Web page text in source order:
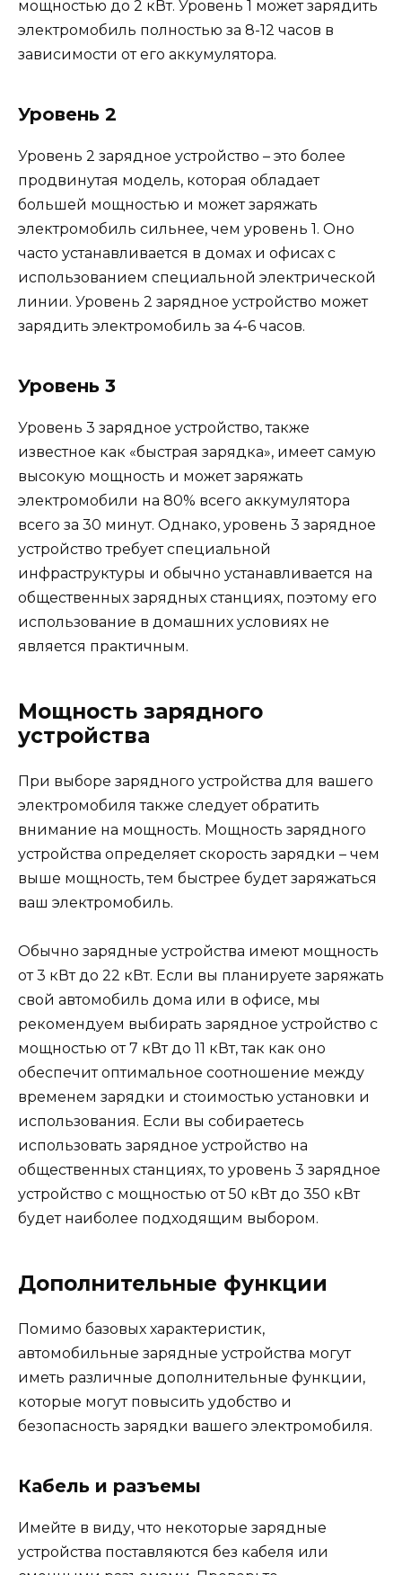
мощностью до 2 кВт. Уровень 1 может зарядить
электромобиль полностью за 8-12 часов в
зависимости от его аккумулятора.
Уровень 2
Уровень 2 зарядное устройство – это более
продвинутая модель, которая обладает
большей мощностью и может заряжать
электромобиль сильнее, чем уровень 1. Оно
часто устанавливается в домах и офисах с
использованием специальной электрической
линии. Уровень 2 зарядное устройство может
зарядить электромобиль за 4-6 часов.
Уровень 3
Уровень 3 зарядное устройство, также
известное как «быстрая зарядка», имеет самую
высокую мощность и может заряжать
электромобили на 80% всего аккумулятора
всего за 30 минут. Однако, уровень 3 зарядное
устройство требует специальной
инфраструктуры и обычно устанавливается на
общественных зарядных станциях, поэтому его
использование в домашних условиях не
является практичным.
Мощность зарядного
устройства
При выборе зарядного устройства для вашего
электромобиля также следует обратить
внимание на мощность. Мощность зарядного
устройства определяет скорость зарядки – чем
выше мощность, тем быстрее будет заряжаться
ваш электромобиль.
Обычно зарядные устройства имеют мощность
от 3 кВт до 22 кВт. Если вы планируете заряжать
свой автомобиль дома или в офисе, мы
рекомендуем выбирать зарядное устройство с
мощностью от 7 кВт до 11 кВт, так как оно
обеспечит оптимальное соотношение между
временем зарядки и стоимостью установки и
использования. Если вы собираетесь
использовать зарядное устройство на
общественных станциях, то уровень 3 зарядное
устройство с мощностью от 50 кВт до 350 кВт
будет наиболее подходящим выбором.
Дополнительные функции
Помимо базовых характеристик,
автомобильные зарядные устройства могут
иметь различные дополнительные функции,
которые могут повысить удобство и
безопасность зарядки вашего электромобиля.
Кабель и разъемы
Имейте в виду, что некоторые зарядные
устройства поставляются без кабеля или